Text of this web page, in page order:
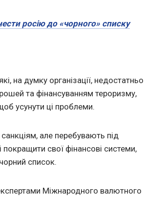
росію до «чорного» списку
на думку організації, недостатньо
та фінансуванням тероризму,
усунути ці проблеми.
але перебувають під
свої фінансові системи,
список.
Міжнародного валютного